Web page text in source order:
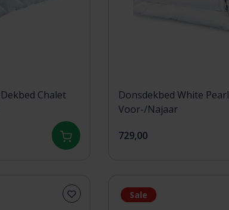
Chalet
Donsdekbed White Pearl 240x220 -
Voor-/Najaar
729,00
Sale